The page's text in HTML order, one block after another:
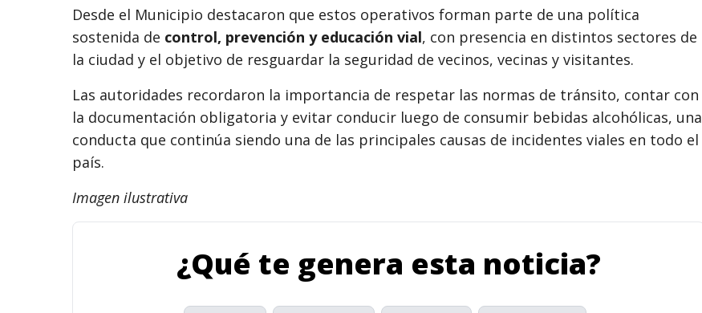
Desde el Municipio destacaron que estos operativos forman parte de una política
sostenida de control, prevención y educación vial, con presencia en distintos sectores de
la ciudad y el objetivo de resguardar la seguridad de vecinos, vecinas y visitantes.
Las autoridades recordaron la importancia de respetar las normas de tránsito, contar con
la documentación obligatoria y evitar conducir luego de consumir bebidas alcohólicas, una
conducta que continúa siendo una de las principales causas de incidentes viales en todo el
país.
Imagen ilustrativa
¿Qué te genera esta noticia?